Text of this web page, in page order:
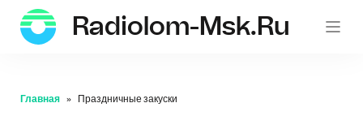
Radiolom-Msk.ru
Главная Праздничные закуски